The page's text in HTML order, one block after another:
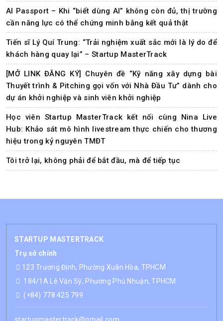
AI Passport – Khi “biết dùng AI” không còn đủ, thị trường
cần năng lực có thể chứng minh bằng kết quả thật
Tiến sĩ Lý Quí Trung: “Trải nghiệm xuất sắc mới là lý do để
khách hàng quay lại” – Startup MasterTrack
[MỞ LINK ĐĂNG KÝ] Chuyên đề “Kỹ năng xây dựng bài
Thuyết trình & Pitching gọi vốn với Nhà Đầu Tư” dành cho
dự án khởi nghiệp và sinh viên khởi nghiệp
Học viên Startup MasterTrack kết nối cùng Nina Live
Hub: Khảo sát mô hình livestream thực chiến cho thương
hiệu trong kỷ nguyên TMĐT
Tôi trở lại, không phải để bắt đầu, mà để tiếp tục
STARTUP MASTERTRACK
Trụ sở chính
123 Trương Định, Phường Xuân Hòa, TPHCM
184/1A Lê Văn Sỹ, Phường Phú Nhuận, TPHCM
(+84) 778 425 799
startupmastertrack@gmail.com